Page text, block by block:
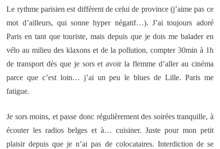
Le rythme parisien est différent de celui de province (j’aime pas ce
mot d’ailleurs, qui sonne hyper négatif…). J’ai toujours adoré
Paris en tant que touriste, mais depuis que je dois me balader en
vélo au milieu des klaxons et de la pollution, compter 30min à 1h
de transport dès que je sors et avoir la flemme d’aller au cinéma
parce que c’est loin… j’ai un peu le blues de Lille. Paris me
fatigue.
Je sors moins, et passe donc régulièrement des soirées tranquille, à
écouter les radios belges et à… cuisiner. Juste pour mon petit
plaisir depuis que je n’ai pas de colocataires. Interdiction de se